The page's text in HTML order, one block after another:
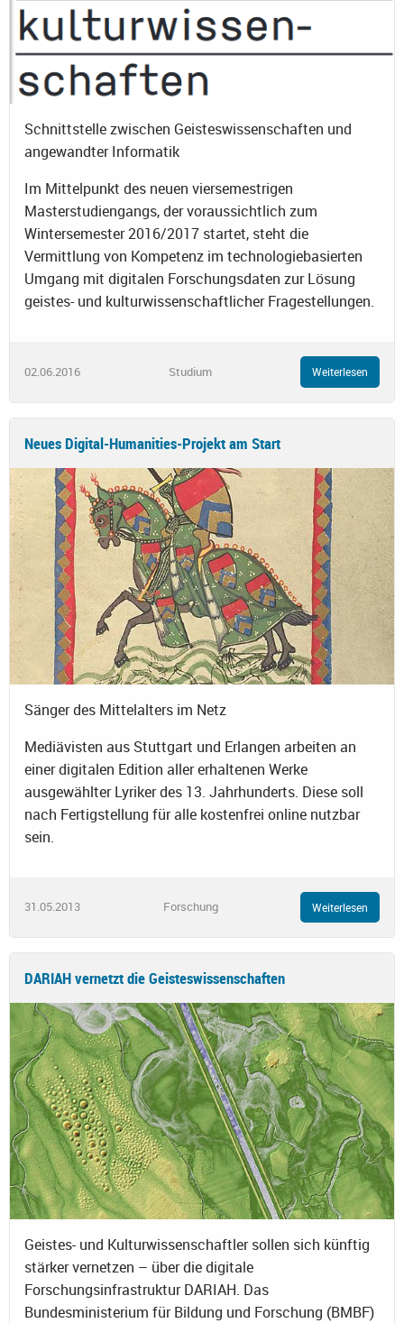
Schnittstelle zwischen Geisteswissenschaften und
angewandter Informatik
Im Mittelpunkt des neuen viersemestrigen
Masterstudiengangs, der voraussichtlich zum
Wintersemester 2016/2017 startet, steht die
Vermittlung von Kompetenz im technologiebasierten
Umgang mit digitalen Forschungsdaten zur Lösung
geistes- und kulturwissenschaftlicher Fragestellungen.
02.06.2016 Studium Weiterlesen
Neues Digital-Humanities-Projekt am Start
Sänger des Mittelalters im Netz
Mediävisten aus Stuttgart und Erlangen arbeiten an
einer digitalen Edition aller erhaltenen Werke
ausgewählter Lyriker des 13. Jahrhunderts. Diese soll
nach Fertigstellung für alle kostenfrei online nutzbar
sein.
31.05.2013 Forschung Weiterlesen
DARIAH vernetzt die Geisteswissenschaften
Geistes- und Kulturwissenschaftler sollen sich künftig
stärker vernetzen – über die digitale
Forschungsinfrastruktur DARIAH. Das
Bundesministerium für Bildung und Forschung (BMBF)